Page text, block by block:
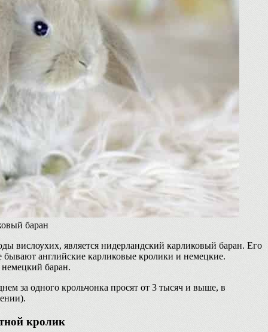
баран
вислоухих, является нидерландский карликовый баран. Его
бывают английские карликовые кролики и немецкие.
баран.
за одного крольчонка просят от 3 тысяч и выше, в
кролик